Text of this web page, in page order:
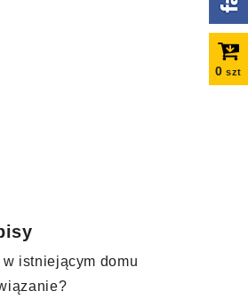
0 szt
w istniejącym domu